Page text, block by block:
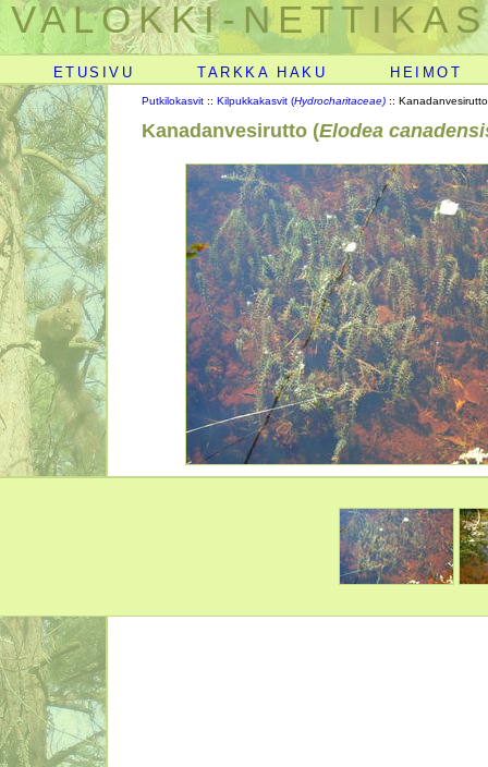
VALOKKI-
ETUSIVU TARKKA HAKU HEIMOT
Putkilokasvit :: Kilpukkakasvit (Hydrocharitaceae) ::
Kanadanvesirutto (Elodea